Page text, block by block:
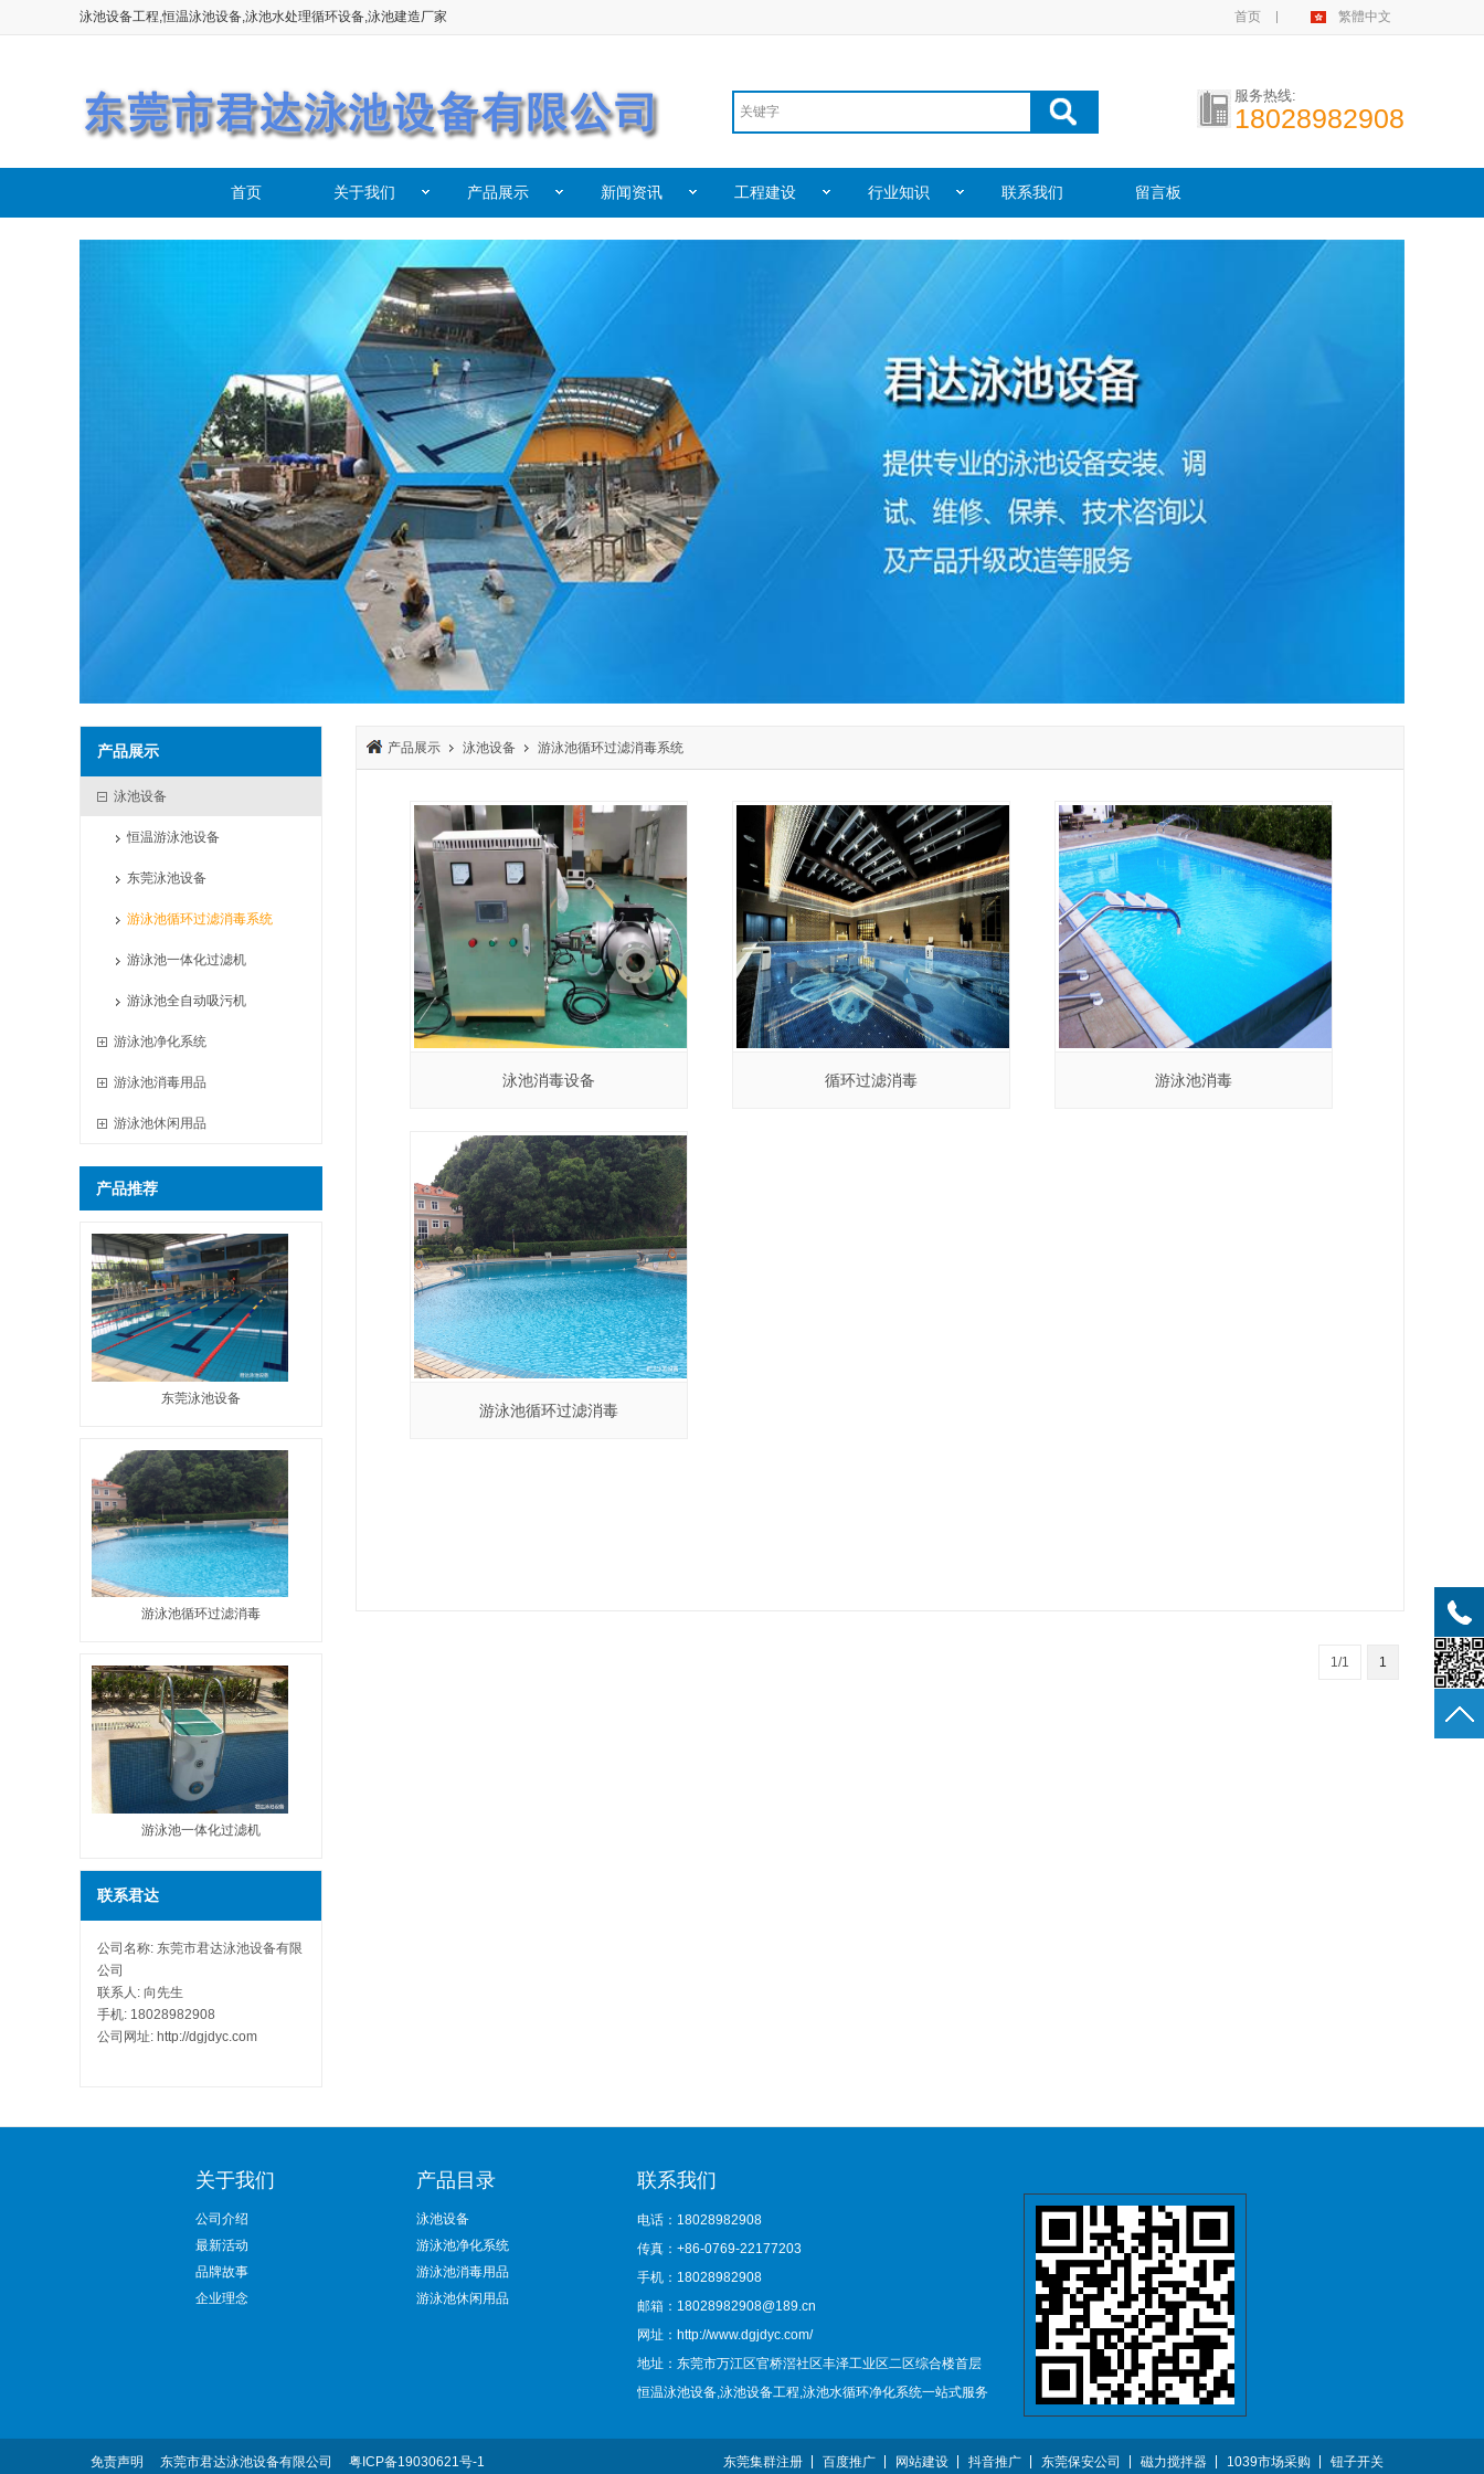
泳池设备工程,恒温泳池设备,泳池水处理循环设备,泳池建造厂家 首页 繁體中文
服务热线:
18028982908
首页 关于我们 产品展示 新闻资讯 工程建设 行业知识 联系我们 留言板
产品展示
泳池设备
恒温游泳池设备
东莞泳池设备
游泳池循环过滤消毒系统
游泳池一体化过滤机
游泳池全自动吸污机
游泳池净化系统
游泳池消毒用品
游泳池休闲用品
产品推荐
东莞泳池设备
游泳池循环过滤消毒
游泳池一体化过滤机
联系君达
公司名称: 东莞市君达泳池设备有限
公司
联系人: 向先生
手机: 18028982908
公司网址: http://dgjdyc.com
产品展示 泳池设备 游泳池循环过滤消毒系统
泳池消毒设备
一，游泳池水处理很重要的一个环节，直接
影响泳池水质达不达标。泳池消毒设备可分
为投药计量泵、投药器、臭氧发生器、盐氯
机、铜银离子消毒器。
循环过滤消毒 游泳池消毒
游泳池循环过滤消毒
1
1/1
关于我们
公司介绍
最新活动
品牌故事
企业理念
产品目录
泳池设备
游泳池净化系统
游泳池消毒用品
游泳池休闲用品
联系我们
电话：18028982908
传真：+86-0769-22177203
手机：18028982908
邮箱：18028982908@189.cn
网址：http://www.dgjdyc.com/
地址：东莞市万江区官桥滘社区丰泽工业区二区综合楼首层
恒温泳池设备,泳池设备工程,泳池水循环净化系统一站式服务
免责声明 东莞市君达泳池设备有限公司 粤ICP备19030621号-1 东莞集群注册 百度推广 网站建设 抖音推广 东莞保安公司 磁力搅拌器 1039市场采购 钮子开关